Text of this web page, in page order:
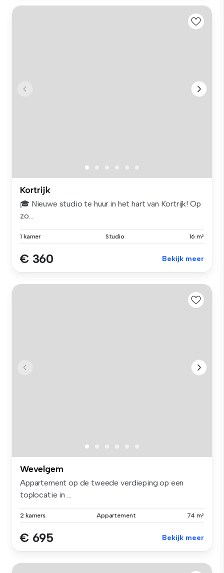
Kortrijk
🎓 Nieuwe studio te huur in het hart van Kortrijk! Op
zo...
1 kamer Studio 16 m²
€ 360 Bekijk meer
Wevelgem
Appartement op de tweede verdieping op een
toplocatie in ...
2 kamers Appartement 74 m²
€ 695 Bekijk meer